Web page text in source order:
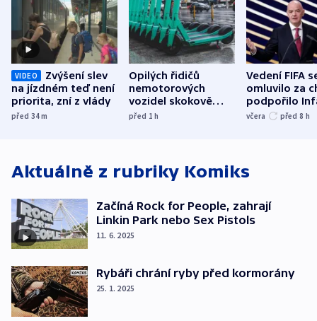
VIDEO
Zvýšení slev
na jízdném teď není
priorita, zní z vlády
před 34m
Opilých řidičů
nemotorových
vozidel skokově
přibylo, nejvíc ve
před 1h
Vedení FIFA
omluvilo za
podpořilo
UEFA trvá na
včera před 8 h
Aktuálně z rubriky Komiks
Začíná Rock for People, zahrají
Linkin Park nebo Sex Pistols
11. 6. 2025
Rybáři chrání ryby před kormorány
25. 1. 2025